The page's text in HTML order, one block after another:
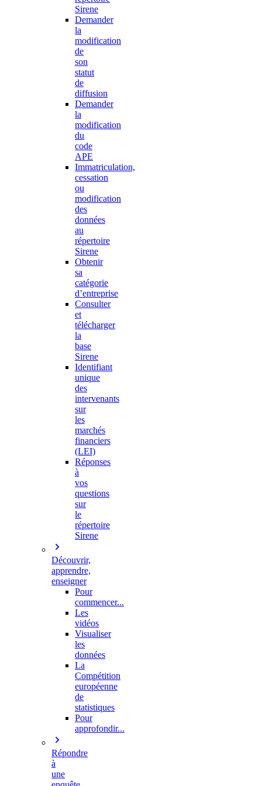
Sirene
Demander
la
modification
de
son
statut
de
diffusion
Demander
la
modification
du
code
APE
Immatriculation,
cessation
ou
modification
des
données
au
répertoire
Sirene
Obtenir
sa
catégorie
d’entreprise
Consulter
et
télécharger
la
base
Sirene
Identifiant
unique
des
intervenants
sur
les
marchés
financiers
(LEI)
Réponses
à
vos
questions
sur
le
répertoire
Sirene
Découvrir,
apprendre,
enseigner
Pour
commencer...
Les
vidéos
Visualiser
les
données
La
Compétition
européenne
de
statistiques
Pour
approfondir...
Répondre
à
une